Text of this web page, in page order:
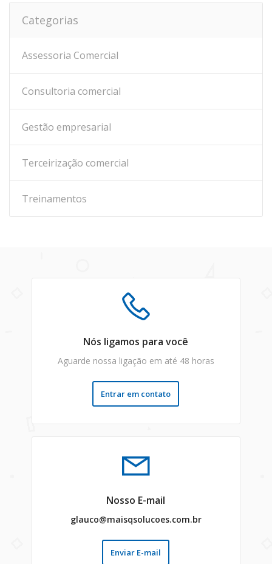
Categorias
Assessoria Comercial
Consultoria comercial
Gestão empresarial
Terceirização comercial
Treinamentos
Nós ligamos para você
Aguarde nossa ligação em até 48 horas
Entrar em contato
Nosso E-mail
glauco@maisqsolucoes.com.br
Enviar E-mail